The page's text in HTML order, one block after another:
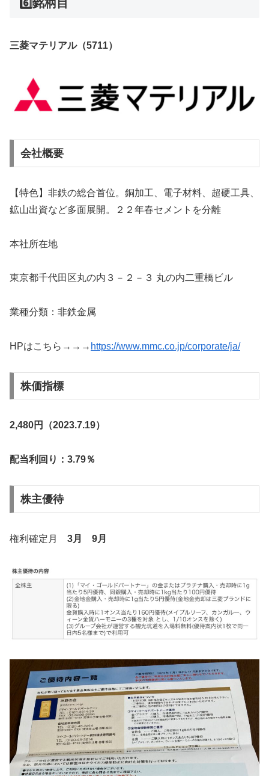
6️⃣銘柄目
三菱マテリアル（5711）
会社概要
【特色】非鉄の総合首位。銅加工、電子材料、超硬工具、
鉱山出資など多面展開。２２年春セメントを分離
本社所在地
東京都千代田区丸の内３－２－３ 丸の内二重橋ビル
業種分類：非鉄金属
HPはこちら→→→ https://www.mmc.co.jp/corporate/ja/
株価指標
2,480円（2023.7.19）
配当利回り：3.79％
株主優待
権利確定月 3月 9月